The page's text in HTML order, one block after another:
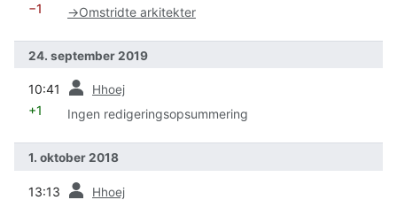
−1 →Omstridte arkitekter
24. september 2019
10:41 Hhoej
+1 Ingen redigeringsopsummering
1. oktober 2018
13:13 Hhoej